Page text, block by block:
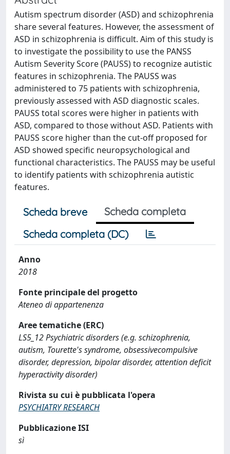
Autism spectrum disorder (ASD) and schizophrenia
share several features. However, the assessment of
ASD in schizophrenia is difficult. Aim of this study is
to investigate the possibility to use the PANSS
Autism Severity Score (PAUSS) to recognize autistic
features in schizophrenia. The PAUSS was
administered to 75 patients with schizophrenia,
previously assessed with ASD diagnostic scales.
PAUSS total scores were higher in patients with
ASD, compared to those without ASD. Patients with
PAUSS score higher than the cut-off proposed for
ASD showed specific neuropsychological and
functional characteristics. The PAUSS may be useful
to identify patients with schizophrenia autistic
features.
Scheda breve
Scheda completa
Scheda completa (DC)
Anno
2018
Fonte principale del progetto
Ateneo di appartenenza
Aree tematiche (ERC)
LS5_12 Psychiatric disorders (e.g. schizophrenia,
autism, Tourette's syndrome, obsessivecompulsive
disorder, depression, bipolar disorder, attention deficit
hyperactivity disorder)
Rivista su cui è pubblicata l'opera
PSYCHIATRY RESEARCH
Pubblicazione ISI
sì